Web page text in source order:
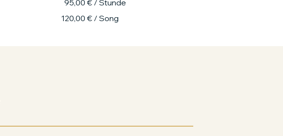
95,00 € / Stunde
120,00 € / Song